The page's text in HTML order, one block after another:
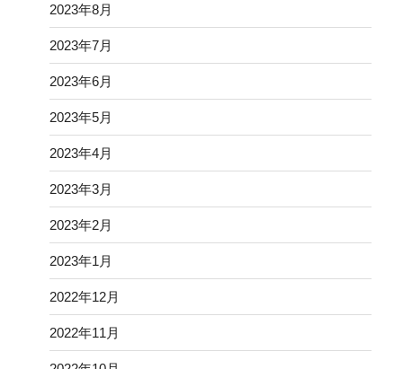
2023年8月
2023年7月
2023年6月
2023年5月
2023年4月
2023年3月
2023年2月
2023年1月
2022年12月
2022年11月